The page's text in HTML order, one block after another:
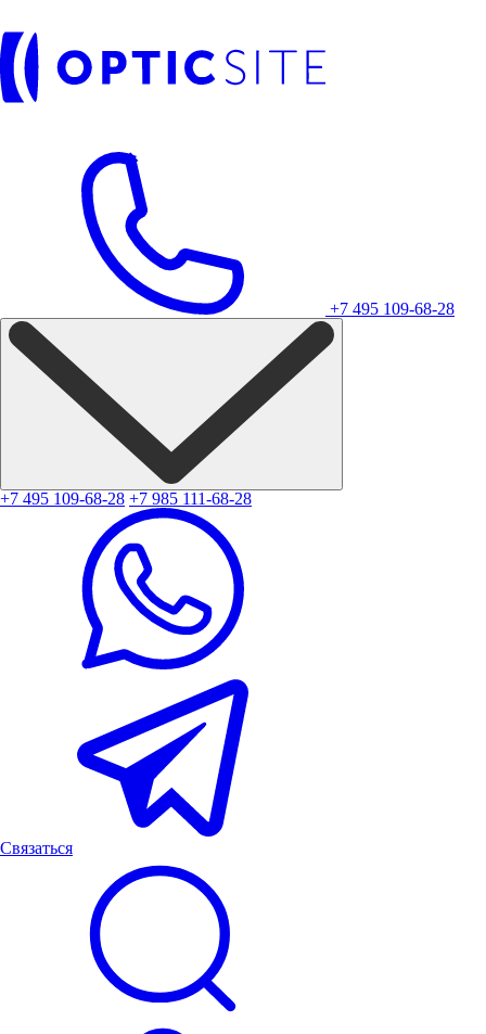
+7 495 109-68-28
+7 495 109-68-28 +7 985 111-68-28
Связаться